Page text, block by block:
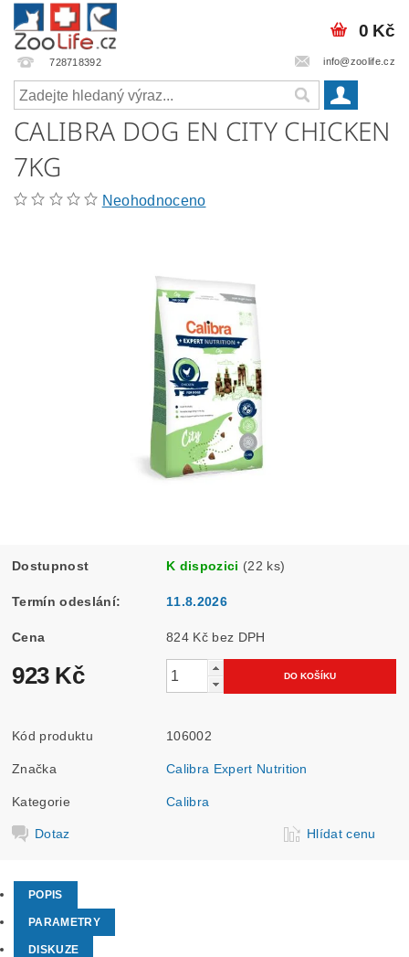
728718392 info@zoolife.cz
0 Kč
CALIBRA DOG EN CITY CHICKEN
7KG
Neohodnoceno
Dostupnost K dispozici (22 ks)
Termín odeslání: 11.8.2026
Cena 824 Kč bez DPH
923 Kč
Kód produktu 106002
Značka Calibra Expert Nutrition
Kategorie Calibra
Dotaz Hlídat cenu
POPIS
PARAMETRY
DISKUZE